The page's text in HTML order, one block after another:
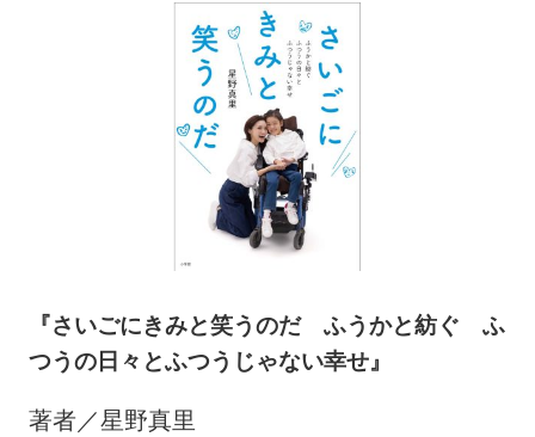
『さいごにきみと笑うのだ ふうかと紡ぐ ふ
つうの日々とふつうじゃない幸せ』
著者／星野真里